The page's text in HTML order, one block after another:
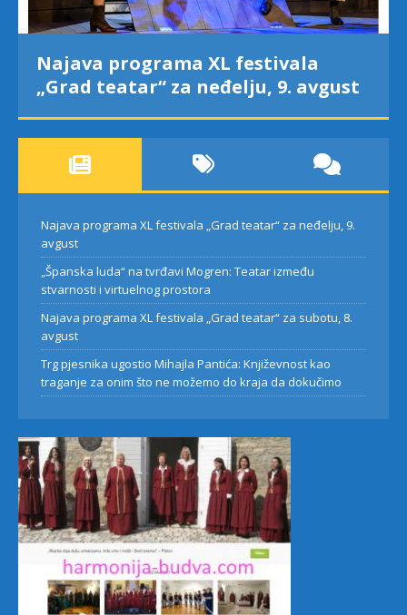
Najava programa XL festivala
„Grad teatar“ za neđelju, 9. avgust
Najava programa XL festivala „Grad teatar“ za neđelju, 9.
avgust
„Španska luda“ na tvrđavi Mogren: Teatar između
stvarnosti i virtuelnog prostora
Najava programa XL festivala „Grad teatar“ za subotu, 8.
avgust
Trg pjesnika ugostio Mihajla Pantića: Književnost kao
traganje za onim što ne možemo do kraja da dokučimo